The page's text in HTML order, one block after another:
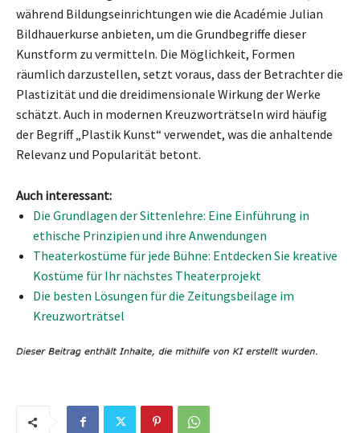
während Bildungseinrichtungen wie die Académie Julian
Bildhauerkurse anbieten, um die Grundbegriffe dieser
Kunstform zu vermitteln. Die Möglichkeit, Formen
räumlich darzustellen, setzt voraus, dass der Betrachter die
Plastizität und die dreidimensionale Wirkung der Werke
schätzt. Auch in modernen Kreuzworträtseln wird häufig
der Begriff „Plastik Kunst“ verwendet, was die anhaltende
Relevanz und Popularität betont.
Auch interessant:
Die Grundlagen der Sittenlehre: Eine Einführung in
ethische Prinzipien und ihre Anwendungen
Theaterkostüme für jede Bühne: Entdecken Sie kreative
Kostüme für Ihr nächstes Theaterprojekt
Die besten Lösungen für die Zeitungsbeilage im
Kreuzworträtsel